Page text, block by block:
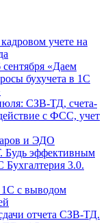
учете на
«Даем
бухучета в 1С
СЗВ-ТД, счета-
с ФСС, учет
и ЭДО
Будь эффективным
3.0.
1С с выводом
отчета СЗВ-ТД.